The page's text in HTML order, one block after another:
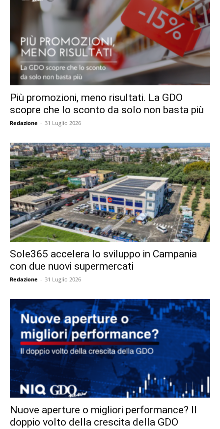
Più promozioni, meno risultati. La GDO
scopre che lo sconto da solo non basta più
Redazione - 31 Luglio 2026
Sole365 accelera lo sviluppo in Campania
con due nuovi supermercati
Redazione - 31 Luglio 2026
Nuove aperture o migliori performance? Il
doppio volto della crescita della GDO